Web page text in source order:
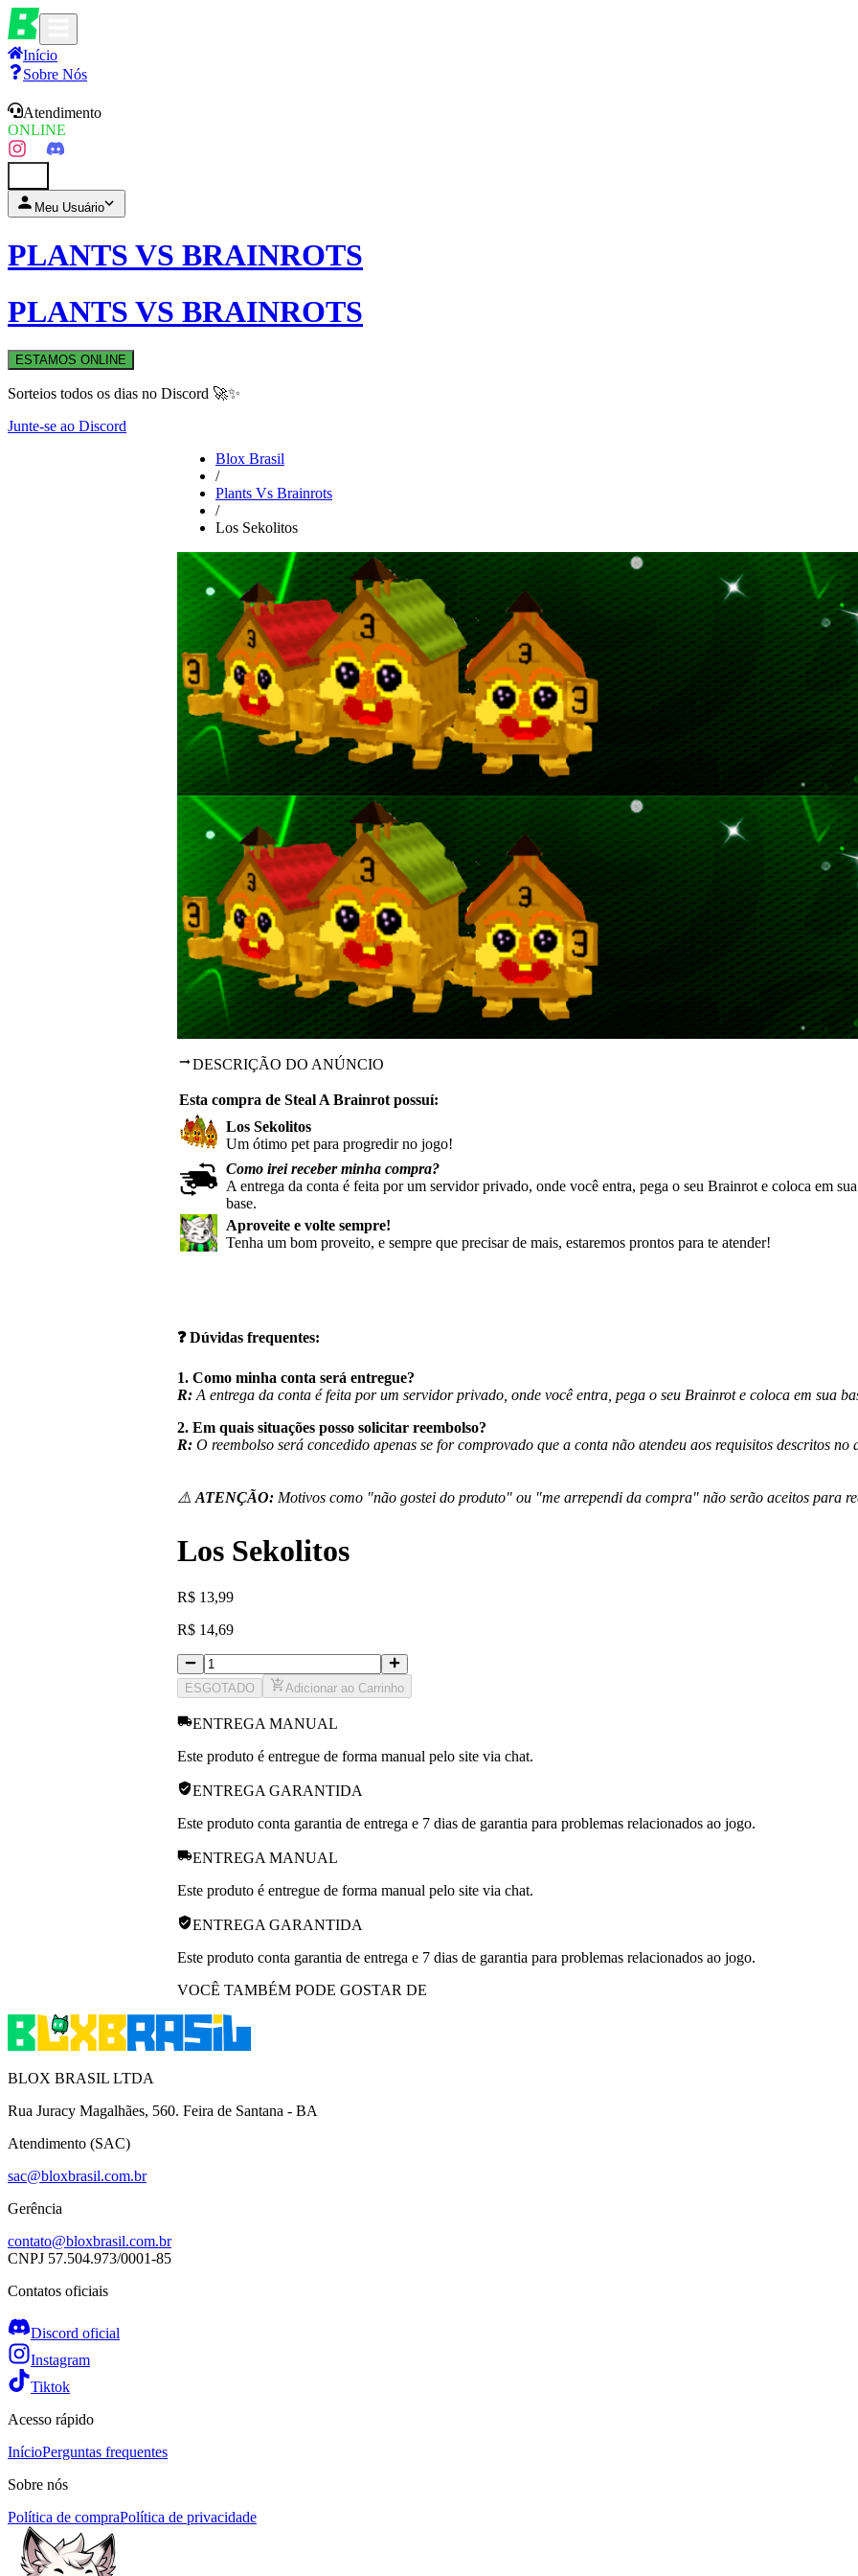
Início
Sobre Nós
Atendimento
ONLINE
Meu Usuário
PLANTS VS BRAINROTS
PLANTS VS BRAINROTS
ESTAMOS ONLINE
Sorteios todos os dias no Discord 🚀✨
Junte-se ao Discord
Blox Brasil
/
Plants Vs Brainrots
/
Los Sekolitos
DESCRIÇÃO DO ANÚNCIO
Esta compra de Steal A Brainrot possuí:
Los Sekolitos
Um ótimo pet para progredir no jogo!
Como irei receber minha compra?
A entrega da conta é feita por um servidor privado, onde você entra, pega o seu Brainrot e coloca em sua
base.
Aproveite e volte sempre!
Tenha um bom proveito, e sempre que precisar de mais, estaremos prontos para te atender!
❓Dúvidas frequentes:
1. Como minha conta será entregue?
R: A entrega da conta é feita por um servidor privado, onde você entra, pega o seu Brainrot e coloca em sua
2. Em quais situações posso solicitar reembolso?
R: O reembolso será concedido apenas se for comprovado que a conta não atendeu aos requisitos descritos no
⚠️ ATENÇÃO: Motivos como "não gostei do produto" ou "me arrependi da compra" não serão aceitos para
Los Sekolitos
R$ 13,99
R$ 14,69
ESGOTADO Adicionar ao Carrinho
ENTREGA MANUAL
Este produto é entregue de forma manual pelo site via chat.
ENTREGA GARANTIDA
Este produto conta garantia de entrega e 7 dias de garantia para problemas relacionados ao jogo.
ENTREGA MANUAL
Este produto é entregue de forma manual pelo site via chat.
ENTREGA GARANTIDA
Este produto conta garantia de entrega e 7 dias de garantia para problemas relacionados ao jogo.
VOCÊ TAMBÉM PODE GOSTAR DE
BLOX BRASIL LTDA
Rua Juracy Magalhães, 560. Feira de Santana - BA
Atendimento (SAC)
sac@bloxbrasil.com.br
Gerência
contato@bloxbrasil.com.br
CNPJ 57.504.973/0001-85
Contatos oficiais
Discord oficial
Instagram
Tiktok
Acesso rápido
InícioPerguntas frequentes
Sobre nós
Política de compraPolítica de privacidade